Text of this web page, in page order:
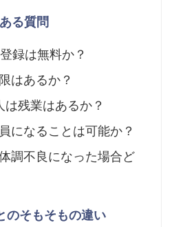
る質問
録は無料か？
はあるか？
残業はあるか？
になることは可能か？
調不良になった場合ど
のそもそもの違い